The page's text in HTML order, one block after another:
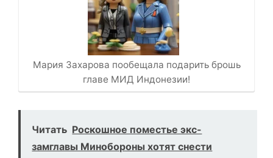
Мария Захарова пообещала подарить брошь
главе МИД Индонезии!
Читать Роскошное поместье экс-
замглавы Минобороны хотят снести